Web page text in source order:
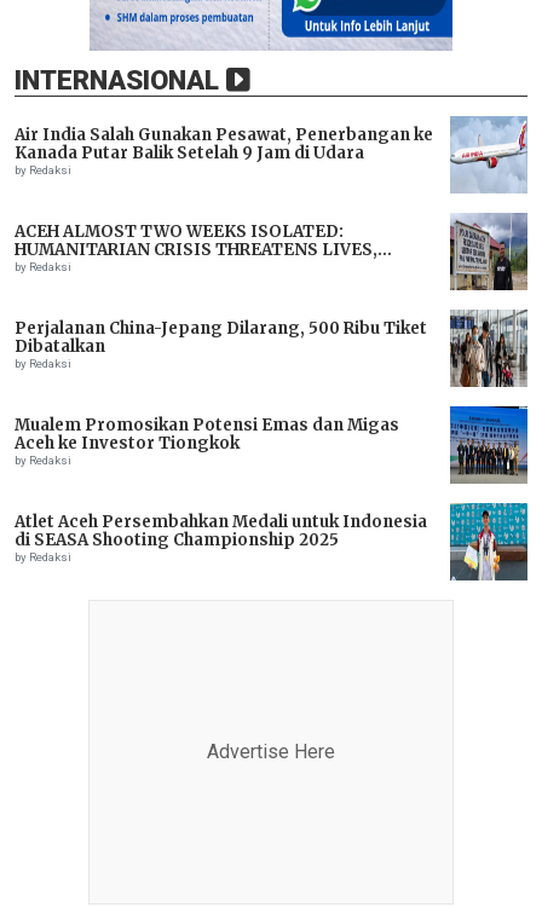
INTERNASIONAL
Air India Salah Gunakan Pesawat, Penerbangan ke
Kanada Putar Balik Setelah 9 Jam di Udara
by Redaksi
ACEH ALMOST TWO WEEKS ISOLATED:
HUMANITARIAN CRISIS THREATENS LIVES,
IMMEDIATE ASSISTANCE URGENTLY NEEDED
by Redaksi
Perjalanan China-Jepang Dilarang, 500 Ribu Tiket
Dibatalkan
by Redaksi
Mualem Promosikan Potensi Emas dan Migas
Aceh ke Investor Tiongkok
by Redaksi
Atlet Aceh Persembahkan Medali untuk Indonesia
di SEASA Shooting Championship 2025
by Redaksi
Advertise Here